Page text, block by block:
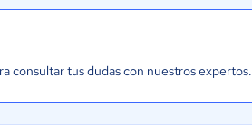
consultar tus dudas con nuestros expertos.